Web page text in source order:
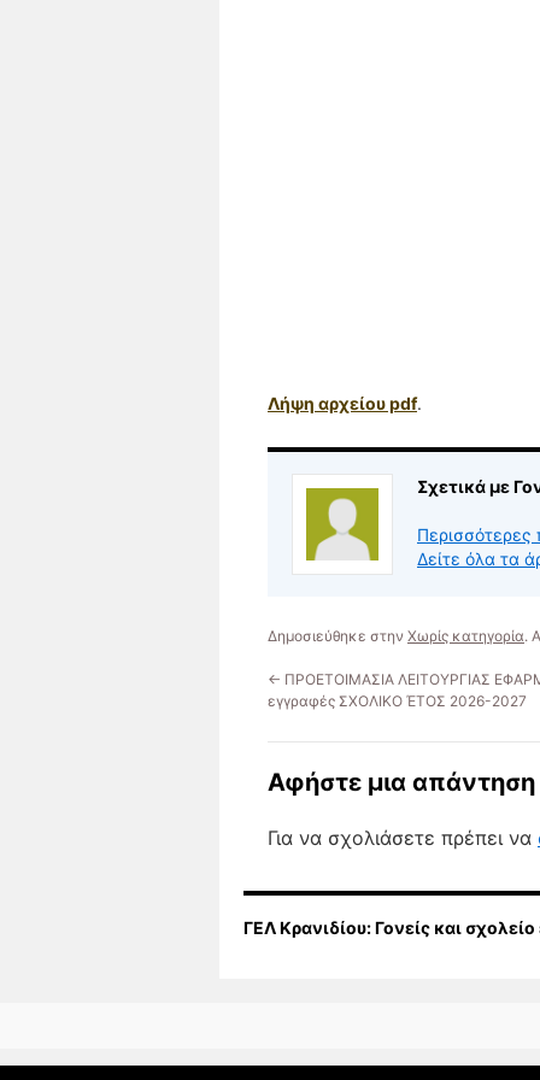
Λήψη αρχείου pdf.
Σχετικά με
Περισσότερες
Δείτε όλα τα
Δημοσιεύθηκε στην Χωρίς κατηγορία.
← ΠΡΟΕΤΟΙΜΑΣΙΑ ΛΕΙΤΟΥΡΓΙΑΣ
εγγραφές ΣΧΟΛΙΚΟ ΈΤΟΣ 2026-2027
Αφήστε μια απάντηση
Για να σχολιάσετε πρέπει να
ΓΕΛ Κρανιδίου: Γονείς και